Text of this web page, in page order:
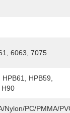
6063, 7075
HPB59,
H90
Nylon/PC/PMMA/